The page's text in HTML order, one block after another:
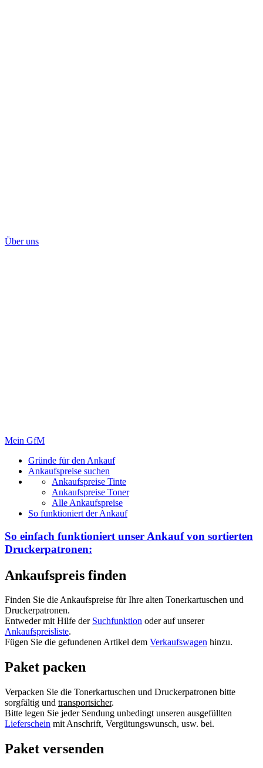
Über uns
Mein GfM
Gründe für den Ankauf
Ankaufspreise suchen
Ankaufspreise Tinte
Ankaufspreise Toner
Alle Ankaufspreise
So funktioniert der Ankauf
So einfach funktioniert unser Ankauf von sortierten
Druckerpatronen:
Ankaufspreis finden
Finden Sie die Ankaufspreise für Ihre alten Tonerkartuschen und
Druckerpatronen.
Entweder mit Hilfe der Suchfunktion oder auf unserer
Ankaufspreisliste.
Fügen Sie die gefundenen Artikel dem Verkaufswagen hinzu.
Paket packen
Verpacken Sie die Tonerkartuschen und Druckerpatronen bitte
sorgfältig und transportsicher.
Bitte legen Sie jeder Sendung unbedingt unseren ausgefüllten
Lieferschein mit Anschrift, Vergütungswunsch, usw. bei.
Paket versenden